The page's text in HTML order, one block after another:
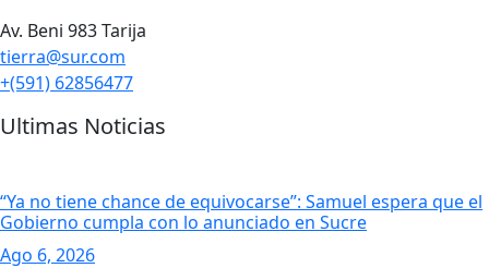
Av. Beni 983 Tarija
tierra@sur.com
+(591) 62856477
Ultimas Noticias
“Ya no tiene chance de equivocarse”: Samuel espera que el
Gobierno cumpla con lo anunciado en Sucre
Ago 6, 2026